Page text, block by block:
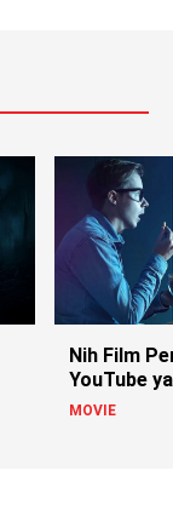
Nih Film
YouTube
MOVIE